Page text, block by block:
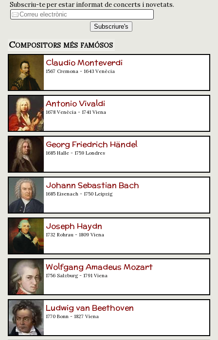
Subscriu-te per estar informat de concerts i novetats.
Compositors més famósos
Claudio Monteverdi
1567 Cremona - 1643 Venècia
Antonio Vivaldi
1678 Venècia - 1741 Viena
Georg Friedrich Händel
1685 Halle - 1759 Londres
Johann Sebastian Bach
1685 Eisenach - 1750 Leipzig
Joseph Haydn
1732 Rohrau - 1809 Viena
Wolfgang Amadeus Mozart
1756 Salzburg - 1791 Viena
Ludwig van Beethoven
1770 Bonn - 1827 Viena